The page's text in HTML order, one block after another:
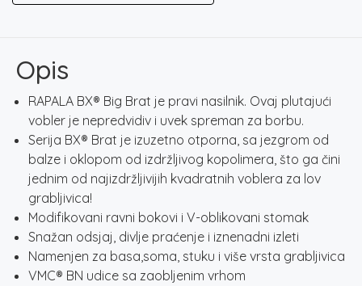
količina
Opis
RAPALA BX® Big Brat je pravi nasilnik. Ovaj plutajući
vobler je nepredvidiv i uvek spreman za borbu.
Serija BX® Brat je izuzetno otporna, sa jezgrom od
balze i oklopom od izdržljivog kopolimera, što ga čini
jednim od najizdržljivijih kvadratnih voblera za lov
grabljivica!
Modifikovani ravni bokovi i V-oblikovani stomak
Snažan odsjaj, divlje praćenje i iznenadni izleti
Namenjen za basa,soma, stuku i više vrsta grabljivica
VMC® BN udice sa zaobljenim vrhom